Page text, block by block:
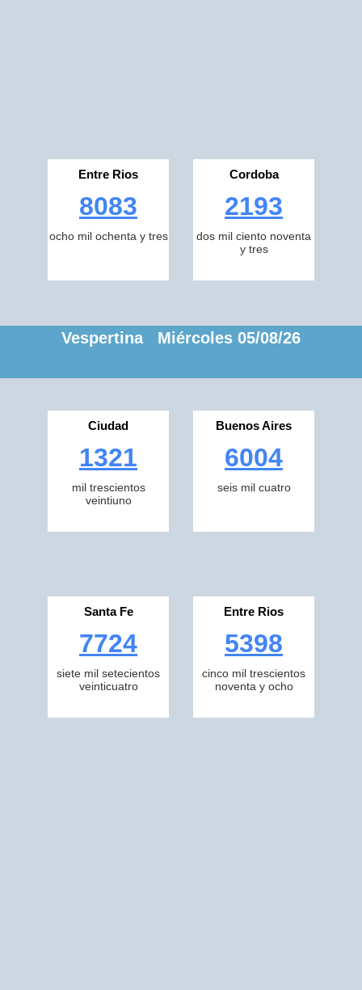
Entre Rios
8083
ocho mil ochenta y tres
Cordoba
2193
dos mil ciento noventa
y tres
Vespertina Miércoles 05/08/26
Ciudad
1321
mil trescientos
veintiuno
Buenos Aires
6004
seis mil cuatro
Santa Fe
7724
siete mil setecientos
veinticuatro
Entre Rios
5398
cinco mil trescientos
noventa y ocho